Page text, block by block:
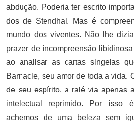
abdução. Poderia ter escrito
dos de Stendhal. Mas é
mundo dos viventes. Não lhe
prazer de incompreensão
ao analisar as cartas singelas
Barnacle, seu amor de toda a vida.
de seu espírito, a ralé via apenas
intelectual reprimido. Por isso
achemos de uma beleza sem